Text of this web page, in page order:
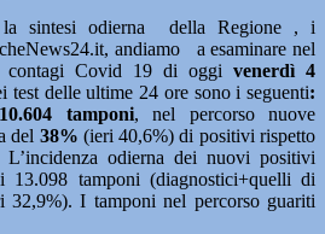
sintesi odierna della Regione , i
andiamo a esaminare nel
contagi Covid 19 di oggi venerdì 4
test delle ultime 24 ore sono i seguenti:
tamponi, nel percorso nuove
del 38% (ieri 40,6%) di positivi rispetto
odierna dei nuovi positivi
tamponi (diagnostici+quelli di
32,9%). I tamponi nel percorso guariti